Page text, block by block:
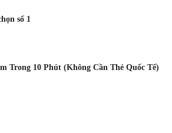
số 1
Trong 10 Phút (Không Cần Thẻ Quốc Tế)